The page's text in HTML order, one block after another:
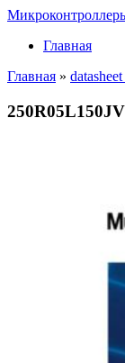
Главная
Главная » datasheet